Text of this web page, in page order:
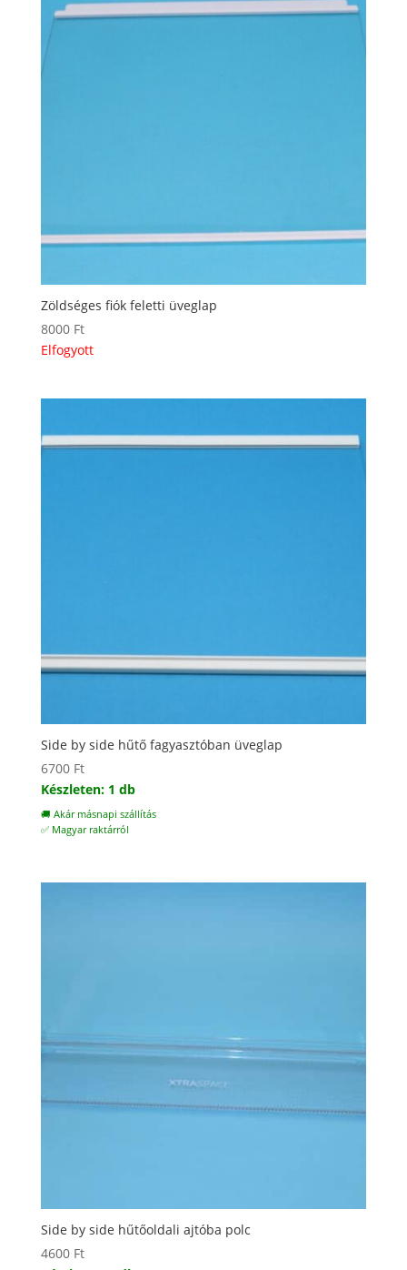
Zöldséges fiók feletti üveglap
8000 Ft
Elfogyott
Side by side hűtő fagyasztóban üveglap
6700 Ft
Készleten: 1 db
🚚 Akár másnapi szállítás
✅ Magyar raktárról
Side by side hűtőoldali ajtóba polc
4600 Ft